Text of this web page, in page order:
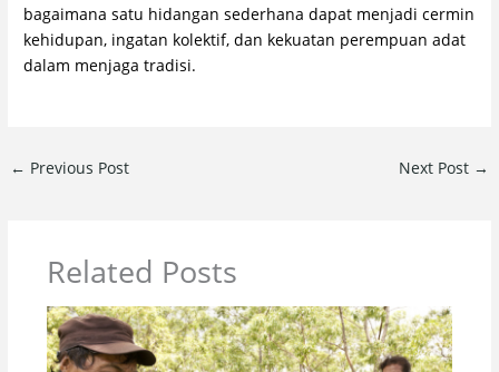
bagaimana satu hidangan sederhana dapat menjadi cermin
kehidupan, ingatan kolektif, dan kekuatan perempuan adat
dalam menjaga tradisi.
← Previous Post Next Post →
Related Posts